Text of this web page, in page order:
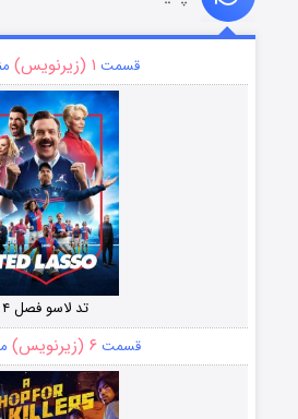
قسمت ۱ (زیرنویس)
تد لاسو فصل ۴
قسمت ۶ (زیرنویس)